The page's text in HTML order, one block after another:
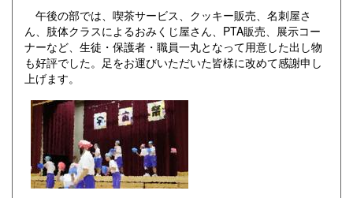
午後の部では、喫茶サービス、クッキー販売、名刺屋さ
ん、肢体クラスによるおみくじ屋さん、PTA販売、展示コー
ナーなど、生徒・保護者・職員一丸となって用意した出し物
も好評でした。足をお運びいただいた皆様に改めて感謝申し
上げます。